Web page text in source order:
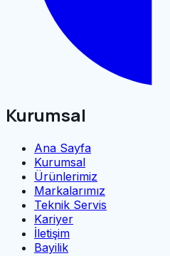
Kurumsal
Ana Sayfa
Kurumsal
Ürünlerimiz
Markalarımız
Teknik Servis
Kariyer
İletişim
Bayilik